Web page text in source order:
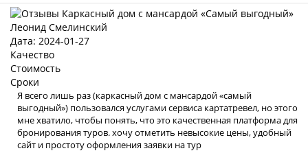
Леонид Смелинский
Дата: 2024-01-27
Качество
Стоимость
Сроки
Я всего лишь раз (каркасный дом с мансардой «самый
выгодный») пользовался услугами сервиса картатревел, но этого
мне хватило, чтобы понять, что это качественная платформа для
бронирования туров. хочу отметить невысокие цены, удобный
сайт и простоту оформления заявки на тур